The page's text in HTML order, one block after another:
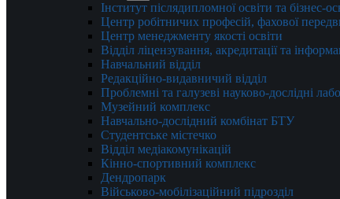
Інститут післядипломної освіти та бізнес-
Центр робітничих професій, фахової
Центр менеджменту якості освіти
Відділ ліцензування, акредитації та
Навчальний відділ
Редакційно-видавничий відділ
Проблемні та галузеві науково-дослідні
Музейний комплекс
Навчально-дослідний комбінат БТУ
Студентське містечко
Відділ медіакомунікацій
Кінно-спортивний комплекс
Дендропарк
Військово-мобілізаційний підрозділ